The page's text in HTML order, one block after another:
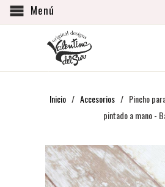
Menú
Inicio/ Accesorios / Pincho
pintado a mano -